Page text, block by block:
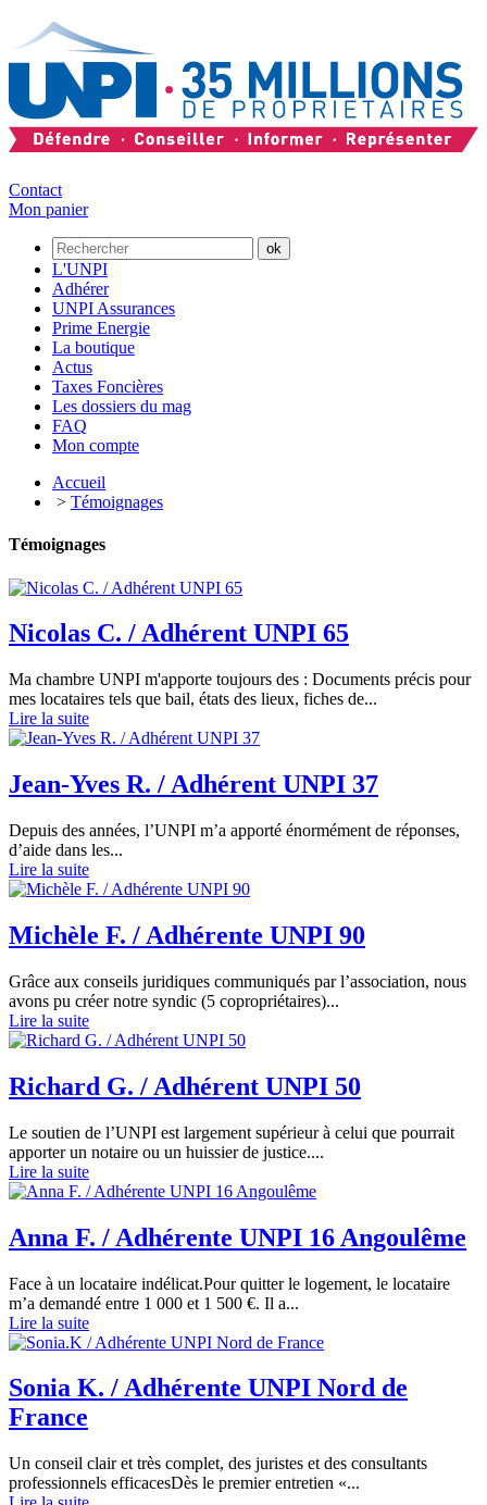
Contact
Mon panier
L'UNPI
Adhérer
UNPI Assurances
Prime Energie
La boutique
Actus
Taxes Foncières
Les dossiers du mag
FAQ
Mon compte
Accueil
> Témoignages
Témoignages
Nicolas C. / Adhérent UNPI 65
Ma chambre UNPI m'apporte toujours des : Documents précis pour
mes locataires tels que bail, états des lieux, fiches de...
Lire la suite
Jean-Yves R. / Adhérent UNPI 37
Depuis des années, l’UNPI m’a apporté énormément de réponses,
d’aide dans les...
Lire la suite
Michèle F. / Adhérente UNPI 90
Grâce aux conseils juridiques communiqués par l’association, nous
avons pu créer notre syndic (5 copropriétaires)...
Lire la suite
Richard G. / Adhérent UNPI 50
Le soutien de l’UNPI est largement supérieur à celui que pourrait
apporter un notaire ou un huissier de justice....
Lire la suite
Anna F. / Adhérente UNPI 16 Angoulême
Face à un locataire indélicat.Pour quitter le logement, le locataire
m’a demandé entre 1 000 et 1 500 €. Il a...
Lire la suite
Sonia K. / Adhérente UNPI Nord de
France
Un conseil clair et très complet, des juristes et des consultants
professionnels efficacesDès le premier entretien «...